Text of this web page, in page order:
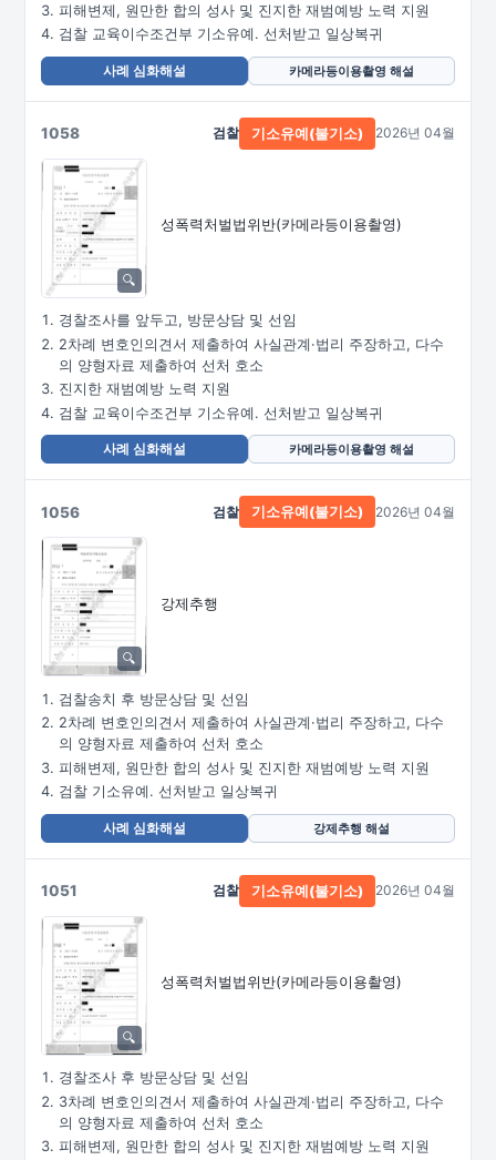
피해변제, 원만한 합의 성사 및 진지한 재범예방 노력 지원
검찰 교육이수조건부 기소유예. 선처받고 일상복귀
사례 심화해설 카메라등이용촬영 해설
1058
성폭력처벌법위반(카메라등이용촬영)
검찰 기소유예(불기소) 2026년 04월
경찰조사를 앞두고, 방문상담 및 선임
2차례 변호인의견서 제출하여 사실관계·법리 주장하고, 다수
의 양형자료 제출하여 선처 호소
진지한 재범예방 노력 지원
검찰 교육이수조건부 기소유예. 선처받고 일상복귀
사례 심화해설 카메라등이용촬영 해설
1056
강제추행
검찰 기소유예(불기소) 2026년 04월
검찰송치 후 방문상담 및 선임
2차례 변호인의견서 제출하여 사실관계·법리 주장하고, 다수
의 양형자료 제출하여 선처 호소
피해변제, 원만한 합의 성사 및 진지한 재범예방 노력 지원
검찰 기소유예. 선처받고 일상복귀
사례 심화해설 강제추행 해설
1051
성폭력처벌법위반(카메라등이용촬영)
검찰 기소유예(불기소) 2026년 04월
경찰조사 후 방문상담 및 선임
3차례 변호인의견서 제출하여 사실관계·법리 주장하고, 다수
의 양형자료 제출하여 선처 호소
피해변제, 원만한 합의 성사 및 진지한 재범예방 노력 지원